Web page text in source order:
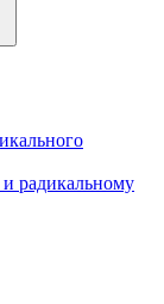
радикальному